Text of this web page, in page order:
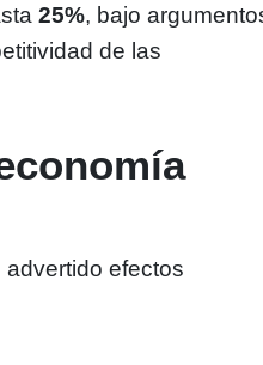
25%, bajo
de las
efectos